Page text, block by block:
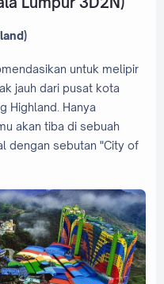
untuk melipir
jauh dari pusat kota
Highland. Hanya
akan tiba di sebuah
dengan sebutan "City of